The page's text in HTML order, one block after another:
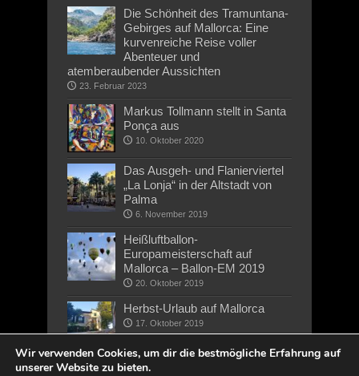
Die Schönheit des Tramuntana-
Gebirges auf Mallorca: Eine
kurvenreiche Reise voller
Abenteuer und
atemberaubender Aussichten
23. Februar 2023
Markus Tollmann stellt in Santa
Ponça aus
10. Oktober 2020
Das Ausgeh- und Flanierviertel
„La Lonja“ in der Altstadt von
Palma
6. November 2019
Heißluftballon-
Europameisterschaft auf
Mallorca – Ballon-EM 2019
20. Oktober 2019
Herbst-Urlaub auf Mallorca
17. Oktober 2019
Wir verwenden Cookies, um dir die bestmögliche Erfahrung auf
unserer Website zu bieten.